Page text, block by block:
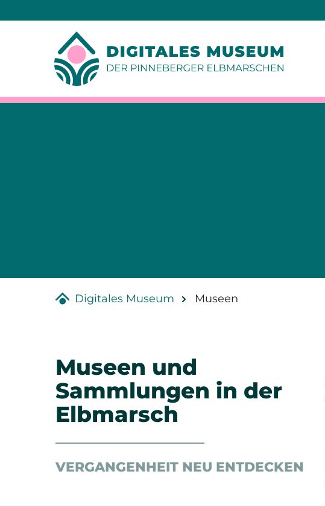
Digitales Museum Museen
Museen und
Sammlungen in der
Elbmarsch
VERGANGENHEIT NEU ENTDECKEN